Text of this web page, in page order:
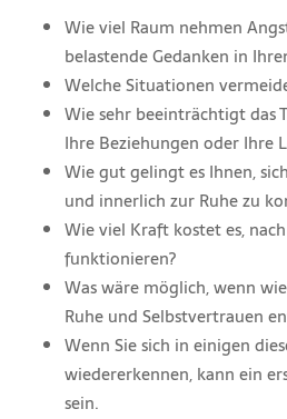
Wie viel Raum nehmen
belastende Gedanken in
Welche Situationen
Wie sehr beeinträchtigt das
Ihre Beziehungen oder Ihre
Wie gut gelingt es Ihnen,
und innerlich zur Ruhe zu
Wie viel Kraft kostet es,
funktionieren?
Was wäre möglich, wenn
Ruhe und Selbstvertrauen
Wenn Sie sich in einigen
wiedererkennen, kann ein
sein.